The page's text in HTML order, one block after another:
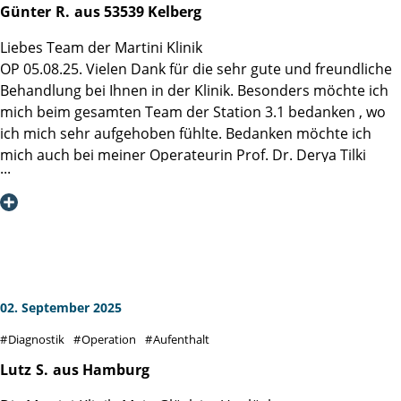
betonen, wie wichtig es ist, sich in eine Spezialklinik zu
begeben, die genau auf dieses Krankheitsbild fokussiert ist
– das macht einen riesigen Unterschied im gesamten
Behandlungs- und Genesungsverlauf.
Ich fühle mich heute bestens versorgt und kann die
Martini-Klinik uneingeschränkt weiterempfehlen. Vielen
Dank an das gesamte Team!
histologischen Befund, der mich mit großer Gelassenheit in
Ich bin der Martini-Klinik, Herrn. Prof. Steuber und allen,
wirklich allen Mitarbeitern dankbar, dass sie mich und
meine Ehefrau durch diese schwere Zeit geführt haben,
sehr einfühlsam, immer die nächsten Schritte erklärend
und alle Aussagen und Termine einhaltend. - Das "Martini-
Prinzip" wurde bei mir konsistent eingehalten!
Günter R. aus 53539 Kelberg
Liebes Team der Martini Klinik
OP 05.08.25. Vielen Dank für die sehr gute und freundliche
Behandlung bei Ihnen in der Klinik. Besonders möchte ich
mich beim gesamten Team der Station 3.1 bedanken , wo
ich mich sehr aufgehoben fühlte. Bedanken möchte ich
mich auch bei meiner Operateurin Prof. Dr. Derya Tilki
Liebe Grüße nach Hamburg
02. September 2025
Diagnostik Operation Aufenthalt
Lutz S. aus Hamburg